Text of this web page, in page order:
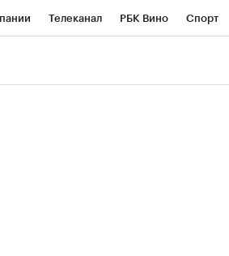
Телеканал РБК Вино Спорт